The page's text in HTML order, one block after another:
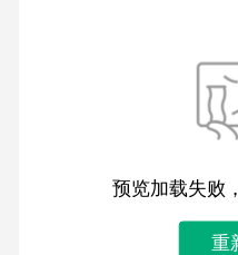
预览加载失败
重